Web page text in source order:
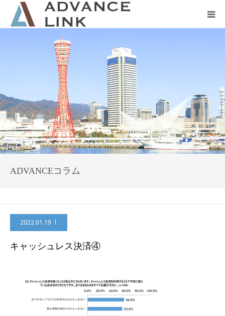
ADVANCEコラム
2022.01.19
キャッシュレス決済④
会社概要
ネット保険
事業保険